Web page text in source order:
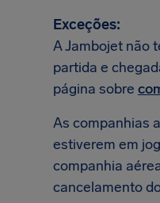
Exceções:
A Jambojet não
partida e
página sobre
As companhias
estiverem em
companhia
cancelamento